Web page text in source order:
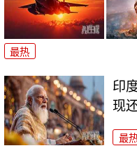
最热
印
现
最